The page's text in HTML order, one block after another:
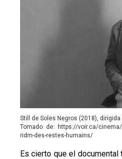
Still de Soles Negros (2018), dirigida
Tomado de: https://voir.ca/
ridm-des-restes-humains/
Es cierto que el